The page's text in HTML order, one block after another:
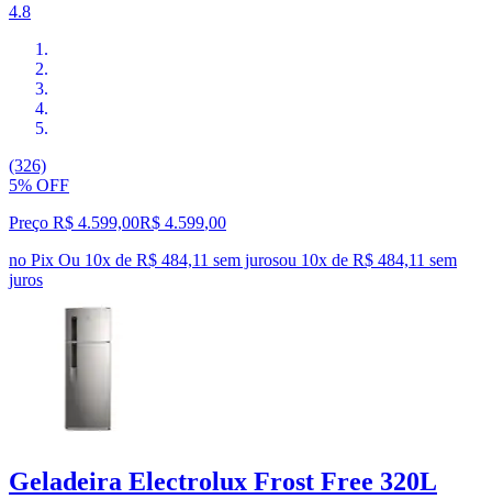
4.8
(326)
5% OFF
Preço R$ 4.599,00R$ 4.599,00
no Pix Ou 10x de R$ 484,11 sem jurosou 10x de R$ 484,11 sem
juros
Geladeira Electrolux Frost Free 320L